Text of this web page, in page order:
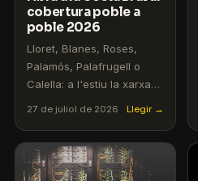
cobertura poble a
poble 2026
Lloret, Blanes, Roses,
Palamós, Palafrugell o
Calella: a l'estiu la xarxa
cobertura de fibra a la
Costa Brava i què cal per
27 de juliol de 2026 Llegir →